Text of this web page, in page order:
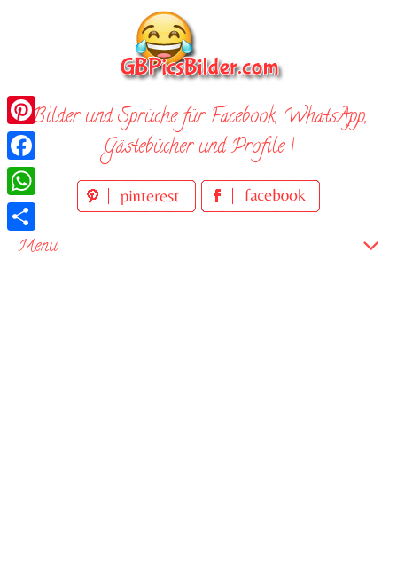
Bilder und Sprüche für Facebook, WhatsApp,
Gästebücher und Profile !
Menu
Pinterest
Facebook
WhatsApp
Teilen